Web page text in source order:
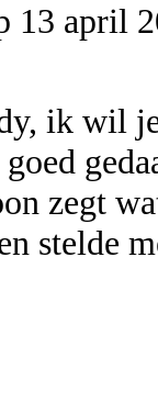
13 april
ik wil je
zegt
stelde